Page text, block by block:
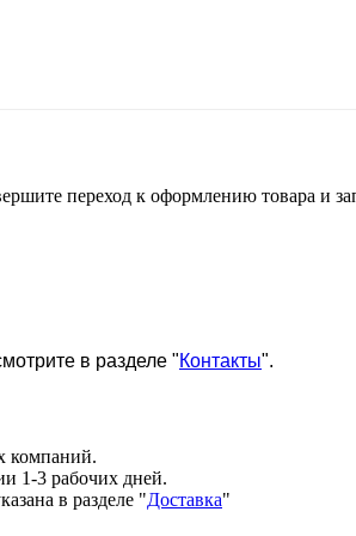
переход к оформлению товара
в разделе "Контакты".
компаний.
1-3 рабочих дней.
в разделе "Доставка"